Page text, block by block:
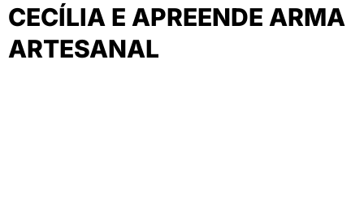
CECÍLIA E APREENDE ARMA
ARTESANAL